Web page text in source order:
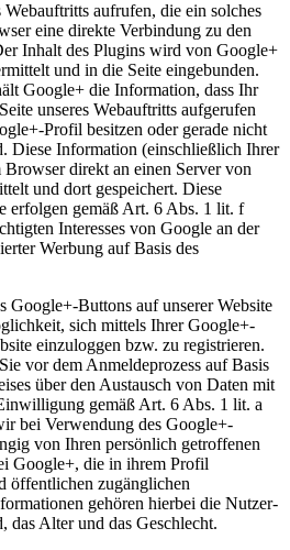
Webauftritts aufrufen, die ein solches
eine direkte Verbindung zu den
Inhalt des Plugins wird von Google+
und in die Seite eingebunden.
Google+ die Information, dass Ihr
unseres Webauftritts aufgerufen
Profil besitzen oder gerade nicht
Diese Information (einschließlich Ihrer
direkt an einen Server von
und dort gespeichert. Diese
erfolgen gemäß Art. 6 Abs. 1 lit. f
Interesses von Google an der
Werbung auf Basis des
Google+-Buttons auf unserer Website
sich mittels Ihrer Google+-
einzuloggen bzw. zu registrieren.
vor dem Anmeldeprozess auf Basis
über den Austausch von Daten mit
gemäß Art. 6 Abs. 1 lit. a
bei Verwendung des Google+-
von Ihren persönlich getroffenen
Google+, die in ihrem Profil
öffentlichen zugänglichen
gehören hierbei die Nutzer-
Alter und das Geschlecht.